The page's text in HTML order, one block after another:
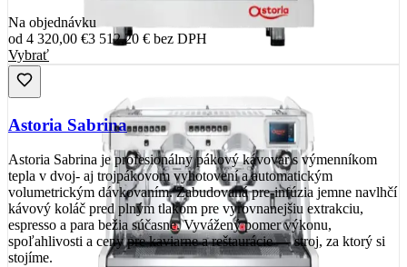
Na objednávku
od 4 320,00 €3 512,20 € bez DPH
Vybrať
Astoria Sabrina
Astoria Sabrina je profesionálny pákový kávovar s výmenníkom
tepla v dvoj- aj trojpákovom vyhotovení a automatickým
volumetrickým dávkovaním. Zabudovaná pre-infúzia jemne navlhčí
kávový koláč pred plným tlakom pre vyrovnanejšiu extrakciu,
espresso a para bežia súčasne. Vyvážený pomer výkonu,
spoľahlivosti a ceny pre kaviarne a reštaurácie — stroj, za ktorý si
stojíme.